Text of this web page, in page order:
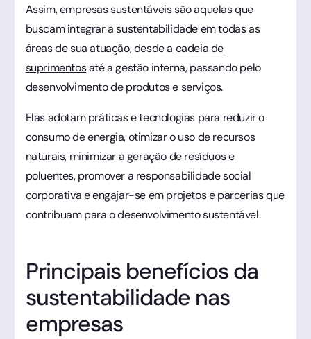
Assim, empresas sustentáveis são aquelas que
buscam integrar a sustentabilidade em todas as
áreas de sua atuação, desde a cadeia de
suprimentosaté a gestão interna, passando pelo
desenvolvimento de produtos e serviços.
Elas adotam práticas e tecnologias para reduzir o
consumo de energia, otimizar o uso de recursos
naturais, minimizar a geração de resíduos e
poluentes, promover a responsabilidade social
corporativa e engajar-se em projetos e parcerias que
contribuam para o desenvolvimento sustentável.
Principais benefícios da
sustentabilidade nas
empresas